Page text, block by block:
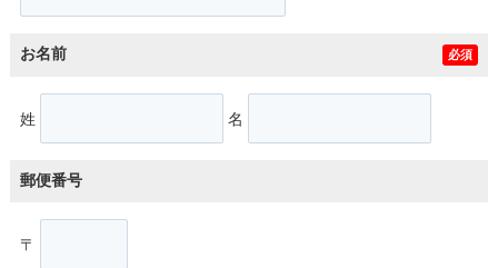
お名前 必須
姓 名
郵便番号
〒